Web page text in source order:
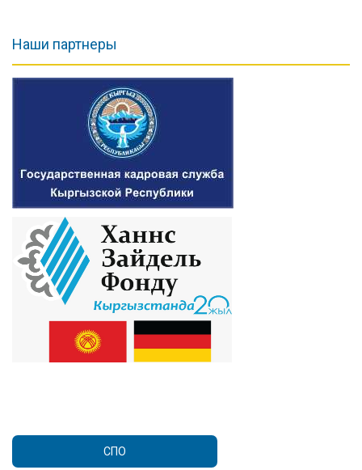
Наши партнеры
СПО